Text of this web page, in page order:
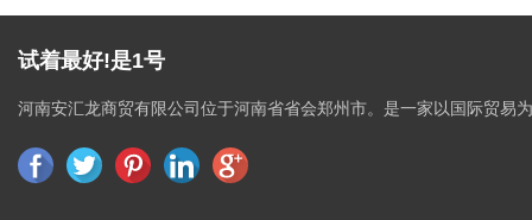
试着最好!是1号
河南安汇龙商贸有限公司位于河南省省会郑州市。是一家以国际贸易